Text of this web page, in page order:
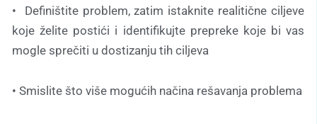
• Definištite problem, zatim istaknite realitične ciljeve
koje želite postići i identifikujte prepreke koje bi vas
mogle sprečiti u dostizanju tih ciljeva
• Smislite što više mogućih načina rešavanja problema